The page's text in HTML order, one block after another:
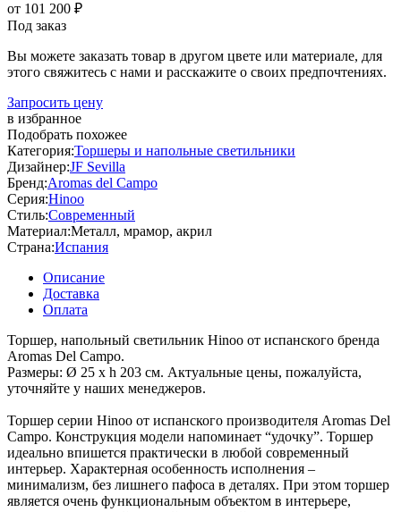
от 101 200 ₽
Под заказ
Вы можете заказать товар в другом цвете или материале, для
этого свяжитесь с нами и расскажите о своих предпочтениях.
Запросить цену
в избранное
Подобрать похожее
Категория:Торшеры и напольные светильники
Дизайнер:JF Sevilla
Бренд:Aromas del Campo
Серия:Hinoo
Стиль:Современный
Материал:Металл, мрамор, акрил
Страна:Испания
Описание
Доставка
Оплата
Торшер, напольный светильник Hinoo от испанского бренда
Aromas Del Campo.
Размеры: Ø 25 х h 203 см. Актуальные цены, пожалуйста,
уточняйте у наших менеджеров.
Торшер серии Hinoo от испанского производителя Aromas Del
Campo. Конструкция модели напоминает “удочку”. Торшер
идеально впишется практически в любой современный
интерьер. Характерная особенность исполнения –
минимализм, без лишнего пафоса в деталях. При этом торшер
является очень функциональным объектом в интерьере,